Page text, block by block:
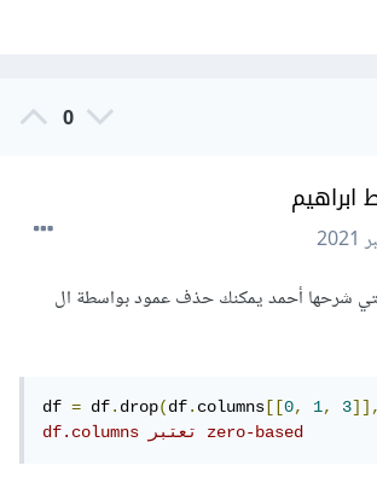
0
ابراهيم
شرحها أحمد يمكنك حذف عمود بواسطة ال
df = df.drop(df.columns [[0, 1, 3]],
df.columns تعتبر zero-based